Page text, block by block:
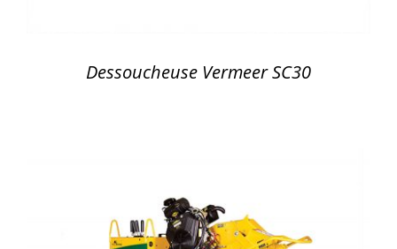
Dessoucheuse Vermeer SC30